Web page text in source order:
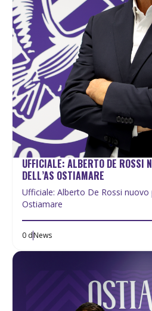
UFFICIALE: ALBERTO DE ROSSI
DELL’AS OSTIAMARE
Ufficiale: Alberto De Rossi nuovo
Ostiamare
0 dNews